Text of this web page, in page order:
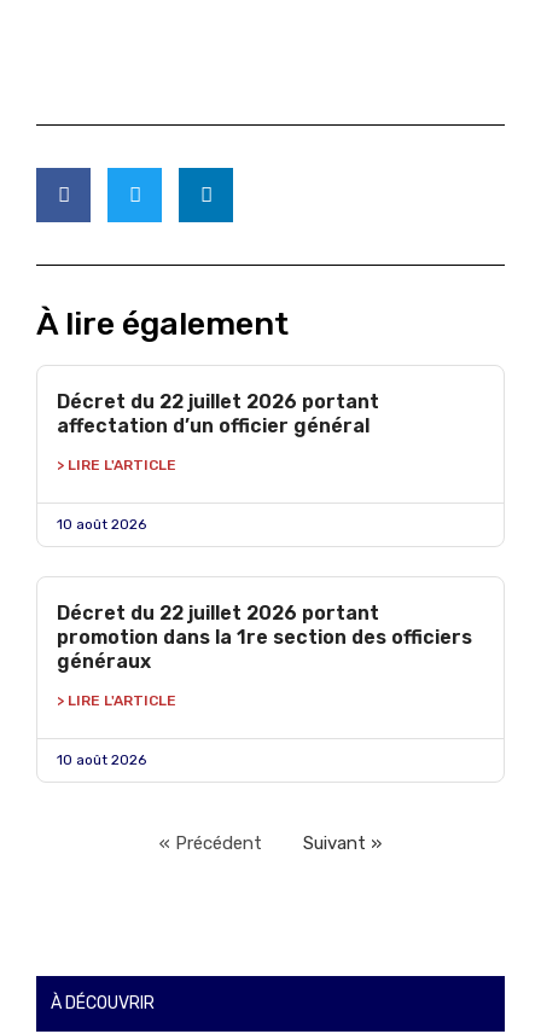
À lire également
Décret du 22 juillet 2026 portant
affectation d’un officier général
> LIRE L'ARTICLE
10 août 2026
Décret du 22 juillet 2026 portant
promotion dans la 1re section des officiers
généraux
> LIRE L'ARTICLE
10 août 2026
« Précédent Suivant »
À DÉCOUVRIR